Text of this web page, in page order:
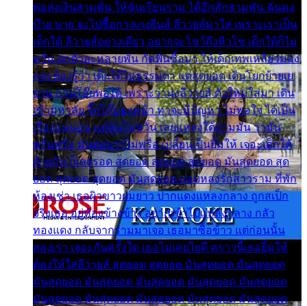
พ่อส่งเงินสามพัน ให้ฉันเรียนราม ได้อีกสักสามพัน ฉันคง
บ๊าย บาย จะไปซื้อกางเกงยีนส์ ลีวายส์มาใส่ เพราะเราเป็น
เด็กใต้ ลีวายส์อย่างเดียว อยากจะโชว์ถึงหิวโซ เด็กใต้ก็ไม่
หวั่น ตกตัวละหลายพัน กัดฟันซื้อมา ให้เด็กเทพเหลียวมอง
และต้องรู้ว่า เด็กใต้ไม่ธรรมดา แต่สุดยอด เดินโยกย้ายเย
ยวน กวนโอ๊ยพอได้ เพราะว่านุ่งลีวายส์ ตัวใหม่ใส่มา เดิน
เข้ามหาลัย จิ๊กโก๊มองหน้า ท่าจะมีปัญหา ไม่พอใจ ได้เป็น
เรื่องแน่นอน แต่ฉันไม่หวั่น เลยแหลงใต้ถามมัน ว่ามัน
พรั่นพรือ มันตอบว่าไม่พรื่อ เปลี่ยนเป็นยิ้มให้ เจอะเด็กใต้
ด้วยกัน ก็เลยรอด สุดยอด สุดยอด สุดยอด มันสุดยอด สุด
ยอด สุดยอด สุดยอด มันสุดยอด แอบหลงรักสาวราม ที่พัก
ห้องเช่า เธอผิวขาวผมยาว ปากแดงแหลงกลาง ถูกสเป็ก
จริงเธอ อยู่ห้องข้างข้าง อยากเข้าไปแหลงกลาง กลัว
ทองแดง กลับจากรามมาเจอ เธอมาซื้อข้าว แต่ก่อนนั้น
สองเรา เจอะกันครั้งใด เธอไม่เคยไยดี คราวนี้เธอยิ้มให้
ต้องให้ใส่ลีวายส์ สุดยอด สุดยอด มันสุดยอด มันสุดยอด
มันสุดยอด มันสุดยอด มันสุดยอด มันสุดยอด มันสุดยอด
มันสุดยอด มันสุดยอด มันสุดยอด มันสุดยอด มันสุดยอด